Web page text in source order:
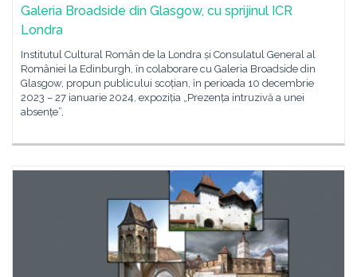
Galeria Broadside din Glasgow, cu sprijinul ICR
Londra
Institutul Cultural Român de la Londra și Consulatul General al
României la Edinburgh, ȋn colaborare cu Galeria Broadside din
Glasgow, propun publicului scoțian, ȋn perioada 10 decembrie
2023 – 27 ianuarie 2024, expoziția „Prezența intruzivă a unei
absențe”,